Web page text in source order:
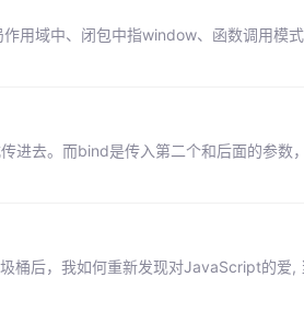
用域中、闭包中指window、函数调用模
进去。而bind是传入第二个和后面的参数
桶后，我如何重新发现对JavaScript的爱,